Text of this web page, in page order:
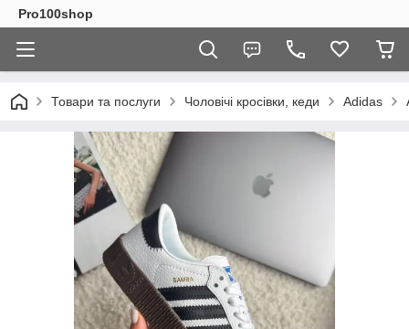
Pro100shop
Товари та послуги Чоловічі кросівки, кеди Adidas